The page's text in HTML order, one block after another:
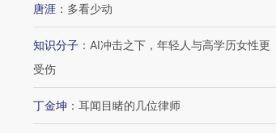
唐涯 ： 多看少动
知识分子 ： AI冲击之下，年轻人与高学历女性更
受伤
丁金坤 ： 耳闻目睹的几位律师